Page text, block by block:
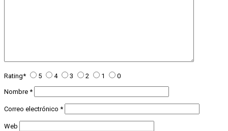
Rating* 5 4 3 2 1 0
Nombre *
Correo electrónico *
Web